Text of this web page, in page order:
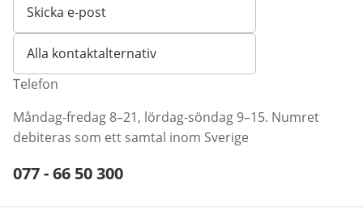
Skicka e-post
Öppnar e-postklient
Alla kontaktalternativ
Telefon
Måndag-fredag 8–21, lördag-söndag 9–15. Numret
debiteras som ett samtal inom Sverige
Telefonnummer:
077 - 66 50 300